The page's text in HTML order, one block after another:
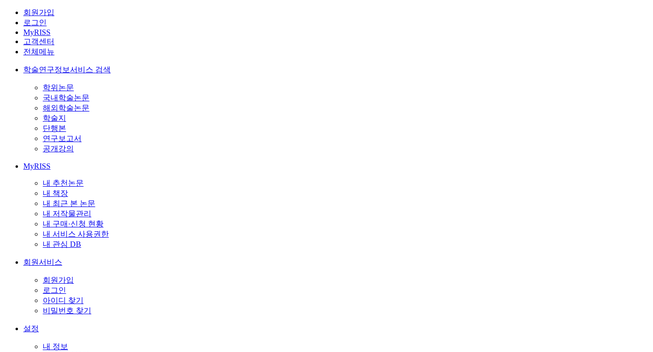
회원가입
로그인
MyRISS
고객센터
전체메뉴
학술연구정보서비스 검색
학위논문
국내학술논문
해외학술논문
학술지
단행본
연구보고서
공개강의
MyRISS
내 추천논문
내 책장
내 최근 본 논문
내 저작물관리
내 구매·신청 현황
내 서비스 사용권한
내 관심 DB
회원서비스
회원가입
로그인
아이디 찾기
비밀번호 찾기
설정
내 정보